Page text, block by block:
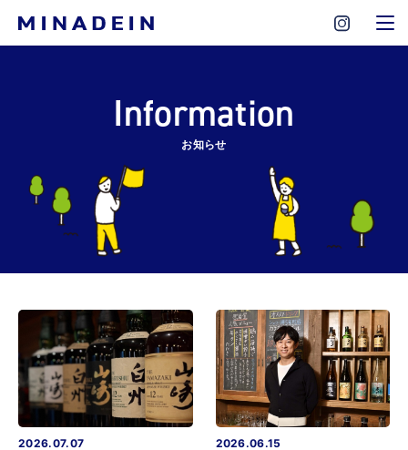
Information
お知らせ
2026.07.07 2026.06.15